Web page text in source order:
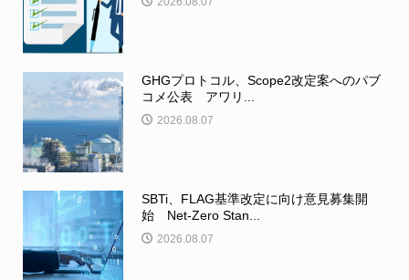
GHGプロトコル、Scope2改定案へのパブ
コメ公表 アワリ...
2026.08.07
SBTi、FLAG基準改定に向け意見募集開
始 Net-Zero Stan...
2026.08.07